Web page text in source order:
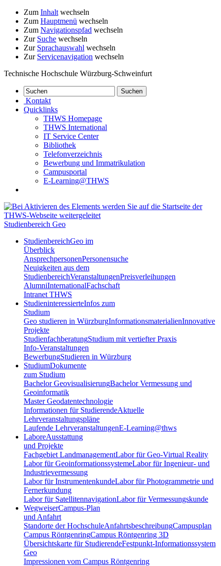
Zum Inhalt wechseln
Zum Hauptmenü wechseln
Zum Navigationspfad wechseln
Zur Suche wechseln
Zur Sprachauswahl wechseln
Zur Servicenavigation wechseln
Technische Hochschule Würzburg-Schweinfurt
Kontakt
Quicklinks
THWS Homepage
THWS International
IT Service Center
Bibliothek
Telefonverzeichnis
Bewerbung und Immatrikulation
Campusportal
E-Learning@THWS
Studienbereich Geo
StudienbereichGeo im
Überblick
AnsprechpersonenPersonensuche
Neuigkeiten aus dem
StudienbereichVeranstaltungenPreisverleihungen
AlumniInternationalFachschaft
Intranet THWS
StudieninteressierteInfos zum
Studium
Geo studieren in WürzburgInformationsmaterialienInnovative
Projekte
StudienfachberatungStudium mit vertiefter Praxis
Info-Veranstaltungen
BewerbungStudieren in Würzburg
StudiumDokumente
zum Studium
Bachelor GeovisualisierungBachelor Vermessung und
Geoinformatik
Master Geodatentechnologie
Informationen für StudierendeAktuelle
Lehrveranstaltungspläne
Laufende LehrveranstaltungenE-Learning@thws
LaboreAusstattung
und Projekte
Fachgebiet LandmanagementLabor für Geo-Virtual Reality
Labor für GeoinformationssystemeLabor für Ingenieur- und
Industrievermessung
Labor für InstrumentenkundeLabor für Photogrammetrie und
Fernerkundung
Labor für SatellitennavigationLabor für Vermessungskunde
WegweiserCampus-Plan
und Anfahrt
Standorte der HochschuleAnfahrtsbeschreibungCampusplan
Campus RöntgenringCampus Röntgenring 3D
Übersichtskarte für StudierendeFestpunkt-Informationssystem
Geo
Impressionen vom Campus Röntgenring